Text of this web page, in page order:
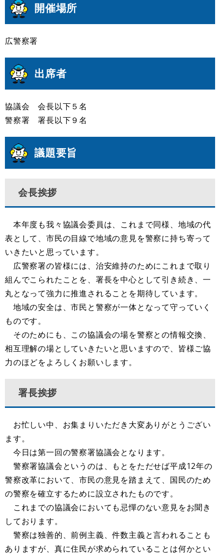
開催場所
広警察署
出席者
協議会 会長以下５名
警察署 署長以下９名
議題要旨
会長挨拶
本年度も我々協議会委員は、これまで同様、地域の代
表として、市民の目線で地域の意見を警察に持ち寄って
いきたいと思っています。
広警察署の皆様には、治安維持のためにこれまで取り
組んでこられたことを、署長を中心として引き続き、一
丸となって強力に推進されることを期待しています。
地域の安全は、市民と警察が一体となって守っていく
ものです。
そのためにも、この協議会の場を警察との情報交換、
相互理解の場としていきたいと思いますので、皆様ご協
力のほどをよろしくお願いします。
署長挨拶
お忙しい中、お集まりいただき大変ありがとうござい
ます。
今日は第一回の警察署協議会となります。
警察署協議会というのは、もとをただせば平成12年の
警察改革において、市民の意見を踏まえて、国民のため
の警察を確立するために設立されたものです。
これまでの協議会においても忌憚のない意見をお聞き
しております。
警察は独善的、前例主義、件数主義と言われることも
ありますが、真に住民が求められていることは何かとい